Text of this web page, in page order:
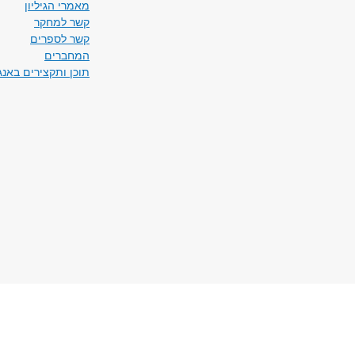
מאמרי הגיליון
קשר למחקר
קשר לספרים
המחברים
תוכן ותקצירים